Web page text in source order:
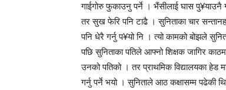
गाईगोरु फुकाउनु पर्ने । भैंसीलाई घास
तर सुख फेरि पनि टाढै । सुनिताका चार
पनि धेरै गर्नु प¥यो नि । त्यो कामको बोझले
पछि सुनिताका पतिले आफ्नो शिक्षक जागिर
उनको पतिको । तर प्राथमिक विद्यालयका हेड
गर्नु पर्ने भयो । सुनिताले आठ कक्षासम्म पढेकी